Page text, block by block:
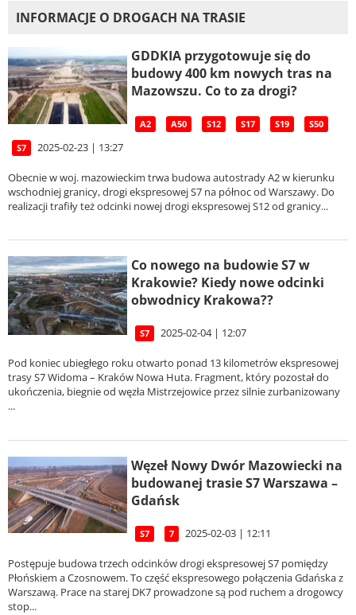
INFORMACJE O DROGACH NA TRASIE
GDDKIA przygotowuje się do
budowy 400 km nowych tras na
Mazowszu. Co to za drogi?
A2 A50 S12 S17 S19 S50
S7 2025-02-23 | 13:27
Obecnie w woj. mazowieckim trwa budowa autostrady A2 w kierunku
wschodniej granicy, drogi ekspresowej S7 na północ od Warszawy. Do
realizacji trafiły też odcinki nowej drogi ekspresowej S12 od granicy...
Co nowego na budowie S7 w
Krakowie? Kiedy nowe odcinki
obwodnicy Krakowa??
S7 2025-02-04 | 12:07
Pod koniec ubiegłego roku otwarto ponad 13 kilometrów ekspresowej
trasy S7 Widoma – Kraków Nowa Huta. Fragment, który pozostał do
ukończenia, biegnie od węzła Mistrzejowice przez silnie zurbanizowany
...
Węzeł Nowy Dwór Mazowiecki na
budowanej trasie S7 Warszawa –
Gdańsk
S7 7 2025-02-03 | 12:11
Postępuje budowa trzech odcinków drogi ekspresowej S7 pomiędzy
Płońskiem a Czosnowem. To część ekspresowego połączenia Gdańska z
Warszawą. Prace na starej DK7 prowadzone są pod ruchem a drogowcy
stop...